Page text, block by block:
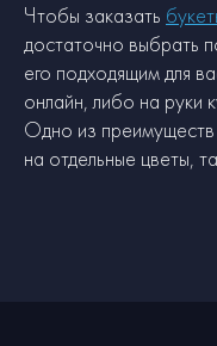
Чтобы заказать
достаточно выбрать
его подходящим для
онлайн, либо на руки
Одно из преимуществ
на отдельные цветы,